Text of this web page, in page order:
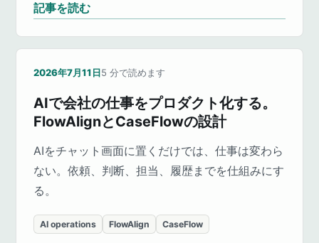
記事を読む
2026年7月11日5 分で読めます
AIで会社の仕事をプロダクト化する。
FlowAlignとCaseFlowの設計
AIをチャット画面に置くだけでは、仕事は変わら
ない。依頼、判断、担当、履歴までを仕組みにす
る。
AI operations FlowAlign CaseFlow